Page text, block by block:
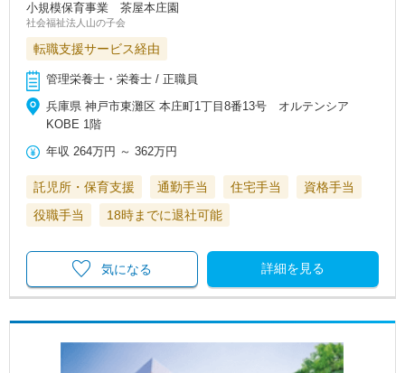
小規模保育事業 茶屋本庄園
社会福祉法人山の子会
転職支援サービス経由
管理栄養士・栄養士 / 正職員
兵庫県 神戸市東灘区 本庄町1丁目8番13号 オルテンシア
KOBE 1階
年収 264万円 ～362万円
託児所・保育支援 通勤手当 住宅手当
資格手当
役職手当
18時までに退社可能
詳細を見る
気になる